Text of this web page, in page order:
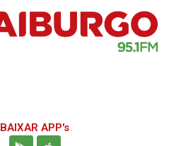
BAIXAR APP's